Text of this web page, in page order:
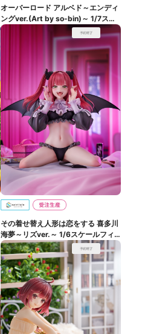
オーバーロード アルベド～エンディ
ングver.(Art by so-bin)～ 1/7スケ
ールフィギュア【完全受注生産】
その着せ替え人形は恋をする 喜多川
海夢～リズver.～ 1/6スケールフィ
ギュア【完全受注生産】